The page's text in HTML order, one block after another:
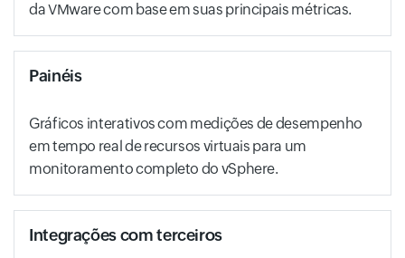
da VMware com base em suas principais métricas.
Painéis
Gráficos interativos com medições de desempenho
em tempo real de recursos virtuais para um
monitoramento completo do vSphere.
Integrações com terceiros